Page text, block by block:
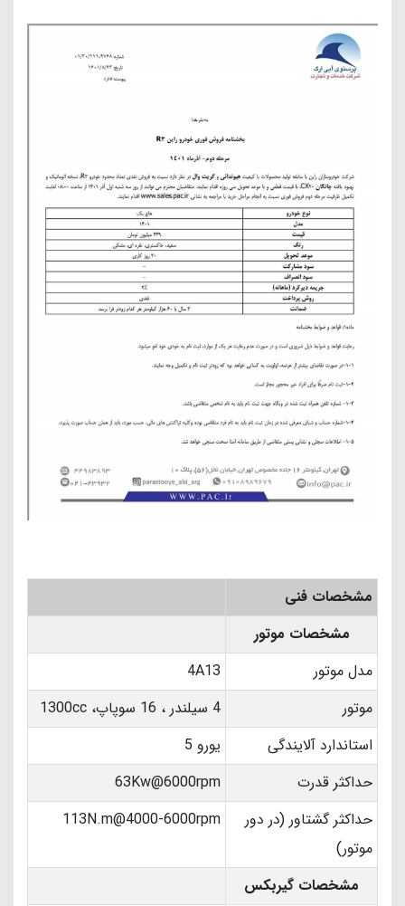
مشخصات فنی
مشخصات موتور
مدل موتور
4A13
موتور
4 سیلندر ، 16 سوپاپ، 1300cc
استاندارد آلایندگی
یورو 5
حداکثر قدرت
63Kw@6000rpm
حداکثر گشتاور (در دور
موتور)
113N.m@4000-6000rpm
مشخصات گیربکس